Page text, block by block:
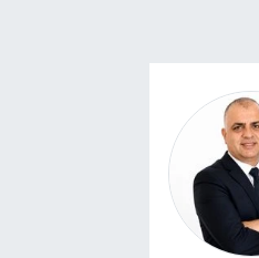
RESMİ İLANLAR